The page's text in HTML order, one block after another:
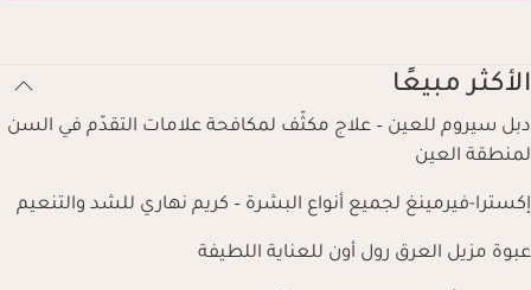
الأكثر مبيعًا
دبل سيروم للعين – علاج مكثّف لمكافحة علامات التقدّم في السن
لمنطقة العين
إكسترا-فيرمينغ لجميع أنواع البشرة – كريم نهاري للشد والتنعيم
عبوة مزيل العرق رول أون للعناية اللطيفة